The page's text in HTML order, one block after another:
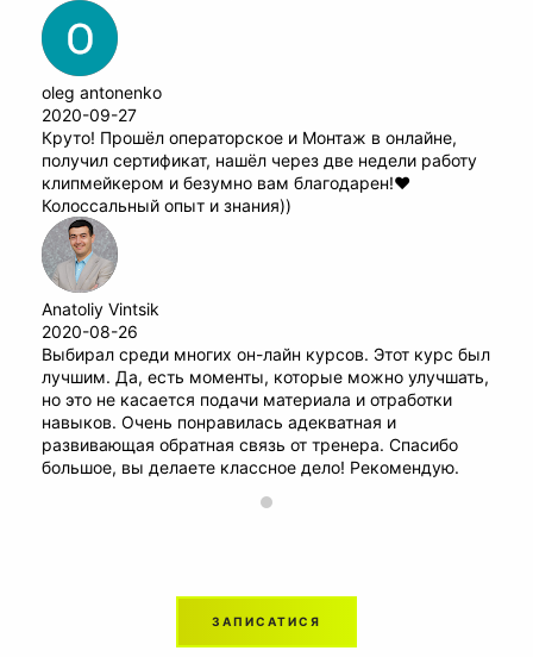
oleg antonenko
2020-09-27
Круто! Прошёл операторское и Монтаж в онлайне,
получил сертификат, нашёл через две недели работу
клипмейкером и безумно вам благодарен!♥️
Колоссальный опыт и знания))
Anatoliy Vintsik
2020-08-26
Выбирал среди многих он-лайн курсов. Этот курс был
лучшим. Да, есть моменты, которые можно улучшать,
но это не касается подачи материала и отработки
навыков. Очень понравилась адекватная и
развивающая обратная связь от тренера. Спасибо
большое, вы делаете классное дело! Рекомендую.
ЗАПИСАТИСЯ